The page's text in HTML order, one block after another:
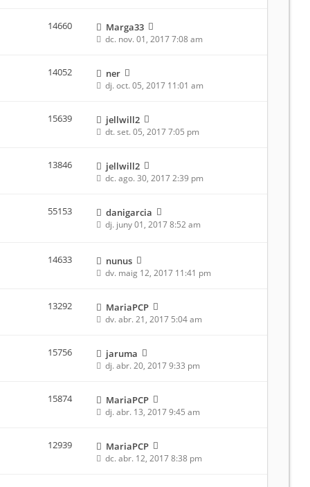
14660 Marga33
dc. nov. 01, 2017 7:08 am
14052 ner
dj. oct. 05, 2017 11:01 am
15639 jellwill2
dt. set. 05, 2017 7:05 pm
13846 jellwill2
dc. ago. 30, 2017 2:39 pm
55153 danigarcia
dj. juny 01, 2017 8:52 am
14633 nunus
dv. maig 12, 2017 11:41 pm
13292 MariaPCP
dv. abr. 21, 2017 5:04 am
15756 jaruma
dj. abr. 20, 2017 9:33 pm
15874 MariaPCP
dj. abr. 13, 2017 9:45 am
12939 MariaPCP
dc. abr. 12, 2017 8:38 pm